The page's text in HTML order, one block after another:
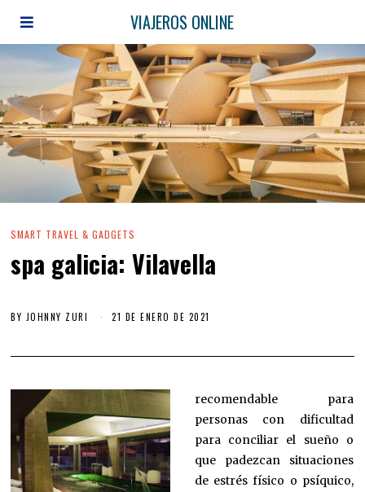
VIAJEROS ONLINE
SMART TRAVEL & GADGETS
spa galicia: Vilavella
BY JOHNNY ZURI 21 DE ENERO DE 2021
recomendable para
personas con dificultad
para conciliar el sueño o
que padezcan situaciones
de estrés físico o psíquico,